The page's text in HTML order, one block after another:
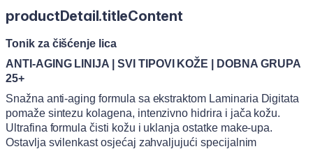
productDetail.titleContent
Tonik za čišćenje lica
ANTI-AGING LINIJA | SVI TIPOVI KOŽE | DOBNA GRUPA
25+
Snažna anti-aging formula sa ekstraktom Laminaria Digitata
pomaže sintezu kolagena, intenzivno hidrira i jača kožu.
Ultrafina formula čisti kožu i uklanja ostatke make-upa.
Ostavlja svilenkast osjećaj zahvaljujući specijalnim